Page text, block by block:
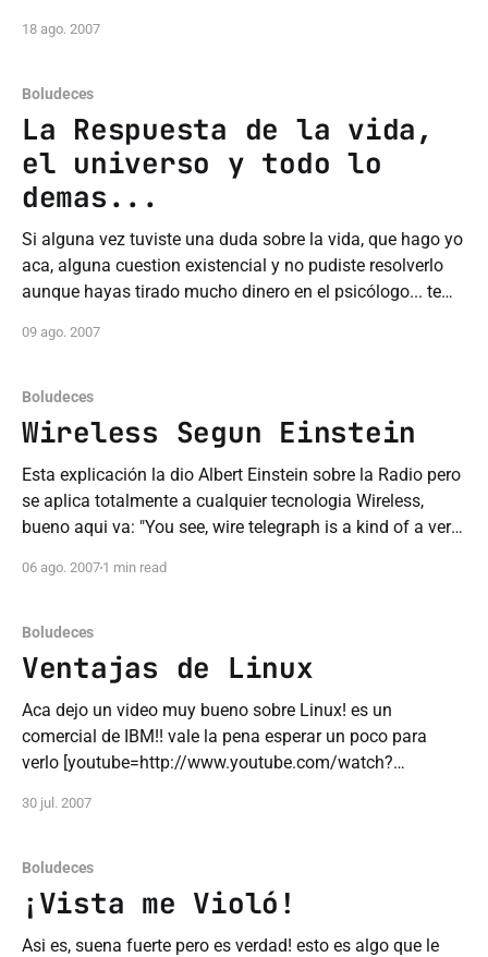
respecto deja un comentario! jajaja
18 ago. 2007
Boludeces
La Respuesta de la vida,
el universo y todo lo
demas...
Si alguna vez tuviste una duda sobre la vida, que hago yo
aca, alguna cuestion existencial y no pudiste resolverlo
aunque hayas tirado mucho dinero en el psicólogo... te
preguntarle a google sobre esto? bueno si queres saber
09 ago. 2007
Boludeces
Wireless Segun Einstein
Esta explicación la dio Albert Einstein sobre la Radio pero
se aplica totalmente a cualquier tecnologia Wireless,
bueno aqui va: "You see, wire telegraph is a kind of a very,
meowing in Los Angeles. Do
06 ago. 2007 1 min read
Boludeces
Ventajas de Linux
Aca dejo un video muy bueno sobre Linux! es un
comercial de IBM!! vale la pena esperar un poco para
verlo [youtube=http://www.youtube.com/watch?
30 jul. 2007
Boludeces
¡Vista me Violó!
Asi es, suena fuerte pero es verdad! esto es algo que le